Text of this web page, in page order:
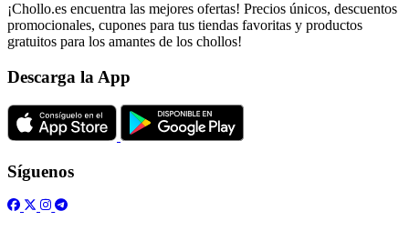
¡Chollo.es encuentra las mejores ofertas! Precios únicos, descuentos
promocionales, cupones para tus tiendas favoritas y productos
gratuitos para los amantes de los chollos!
Descarga la App
Síguenos